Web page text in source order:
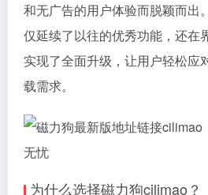
和无广告的用户体验而脱颖而出
仅延续了以往的优秀功能，还在
实现了全面升级，让用户轻松应
载需求。
为什么选择磁力狗cilimao？